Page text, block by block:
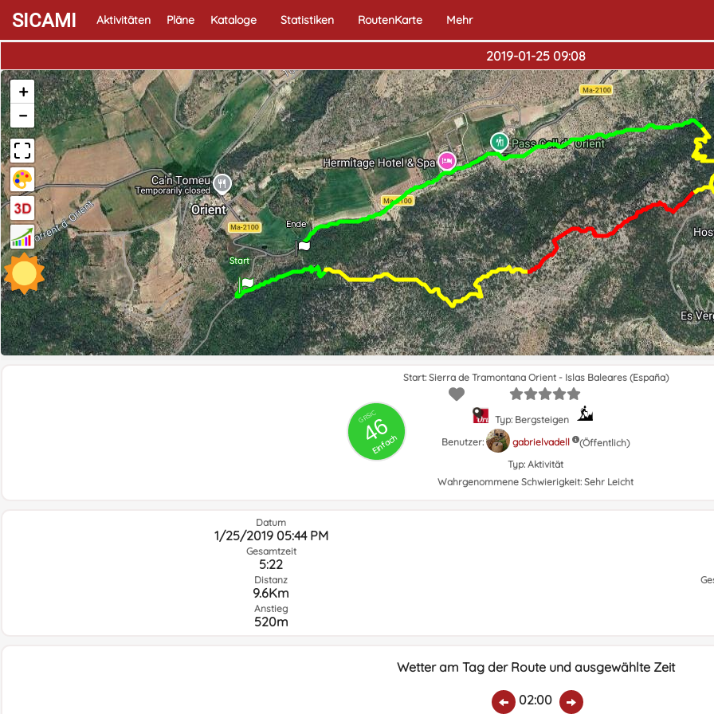
SICAMI Aktivitäten Pläne Kataloge Statistiken RoutenKarte Mehr
2019-01-25 09:08
Start
Ende
+
−
GRSIC
46
Einfach
Start: Sierra de Tramontana Orient - Islas Baleares (España)
Typ: Bergsteigen
Benutzer:
gabrielvadell
(Öffentlich)
Typ: Aktivität
Wahrgenommene Schwierigkeit: Sehr Leicht
Datum
1/25/2019 05:44 PM
Gesamtzeit
5:22
Distanz
9.6Km
Anstieg
520m
Wetter am Tag der Route und ausgewählte Zeit
02:00